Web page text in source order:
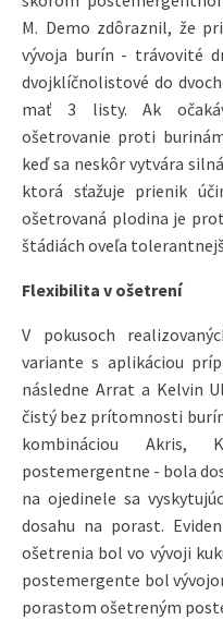
M. Demo zdôraznil, že
vývoja burín - trávovité
dvojklíčnolistové do
mať 3 listy. Ak
ošetrovanie proti
keď sa neskôr vytvára
ktorá sťažuje prienik
ošetrovaná plodina je
štádiách oveľa
Flexibilita v ošetrení
V pokusoch
variante s aplikáciou
následne Arrat a Kelvin
čistý bez prítomnosti
kombináciou
postemergentne - bola
na ojedinele sa
dosahu na porast.
ošetrenia bol vo vývoji
postemergente bol
porastom ošetreným